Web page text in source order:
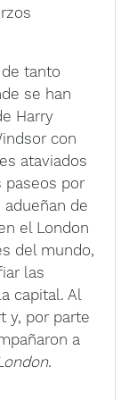
tanto
se han
Harry
con
ataviados
paseos por
de
el London
del mundo,
las
capital. Al
y, por parte
a
.